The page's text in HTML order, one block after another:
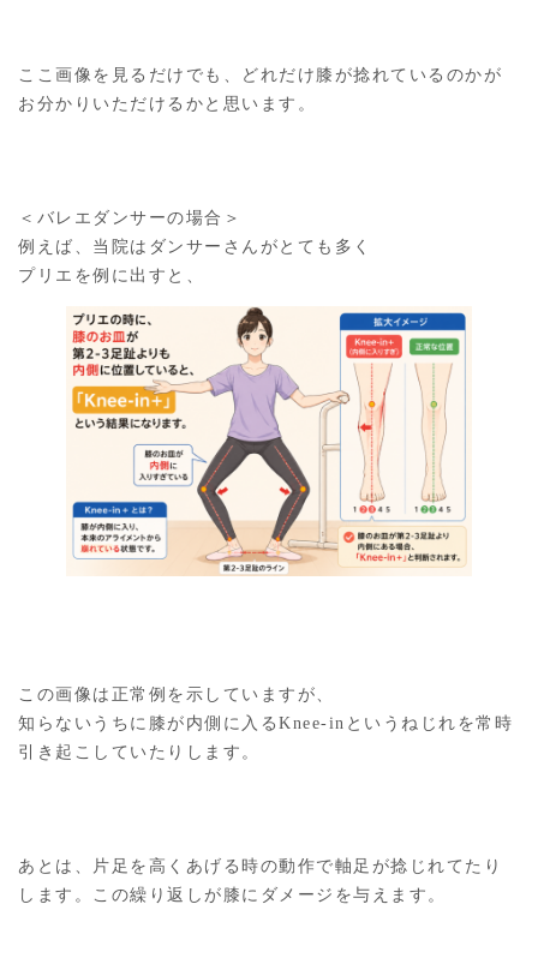
ここ画像を見るだけでも、どれだけ膝が捻れているのかが
お分かりいただけるかと思います。
＜バレエダンサーの場合＞
例えば、当院はダンサーさんがとても多く
プリエを例に出すと、
この画像は正常例を示していますが、
知らないうちに膝が内側に入るKnee-inというねじれを常時
引き起こしていたりします。
あとは、片足を高くあげる時の動作で軸足が捻じれてたり
します。この繰り返しが膝にダメージを与えます。